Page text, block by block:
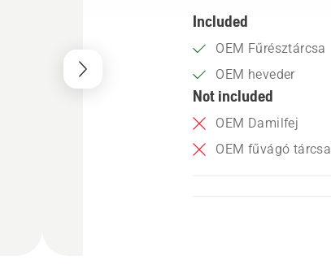
Included
OEM Fűrésztárcsa
OEM heveder
Not included
OEM Damilfej
OEM fűvágó tárcsa